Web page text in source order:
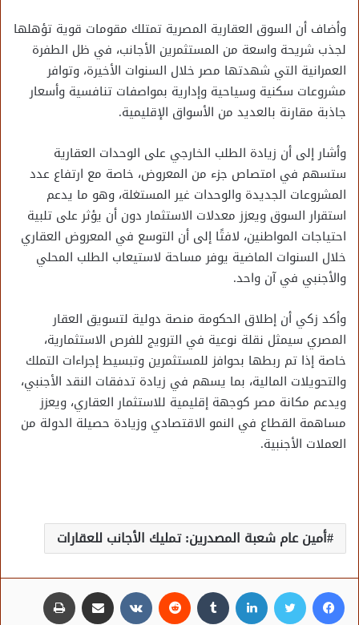
وأضاف أن السوق العقارية المصرية تمتلك مقومات قوية تؤهلها
لجذب شريحة واسعة من المستثمرين الأجانب، في ظل الطفرة
العمرانية التي شهدتها مصر خلال السنوات الأخيرة، وتوافر
مشروعات سكنية وسياحية وإدارية بمواصفات تنافسية وأسعار
جاذبة مقارنة بالعديد من الأسواق الإقليمية.
وأشار إلى أن زيادة الطلب الخارجي على الوحدات العقارية
ستسهم في امتصاص جزء من المعروض، خاصة مع ارتفاع عدد
المشروعات الجديدة والوحدات غير المستغلة، وهو ما يدعم
استقرار السوق ويعزز معدلات الاستثمار دون أن يؤثر على تلبية
احتياجات المواطنين، لافتًا إلى أن التوسع في المعروض العقاري
خلال السنوات الماضية يوفر مساحة لاستيعاب الطلب المحلي
والأجنبي في آن واحد.
وأكد زكي أن إطلاق الحكومة منصة دولية لتسويق العقار
المصري سيمثل نقلة نوعية في الترويج للفرص الاستثمارية،
خاصة إذا تم ربطها بحوافز للمستثمرين وتبسيط إجراءات التملك
والتحويلات المالية، بما يسهم في زيادة تدفقات النقد الأجنبي،
ويدعم مكانة مصر كوجهة إقليمية للاستثمار العقاري، ويعزز
مساهمة القطاع في النمو الاقتصادي وزيادة حصيلة الدولة من
العملات الأجنبية.
أمين عام شعبة المصدرين: تمليك الأجانب للعقارات
فيسبوك تويتر لينكدإن مشاركة عبر البريد